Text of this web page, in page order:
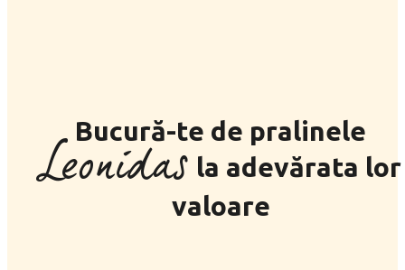
Bucură-te de pralinele
Leonidas la adevărata lor
valoare